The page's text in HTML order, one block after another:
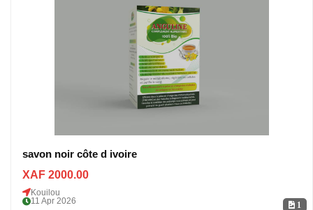
1
savon noir côte d ivoire
XAF 2000.00
Kouilou
11 Apr 2026